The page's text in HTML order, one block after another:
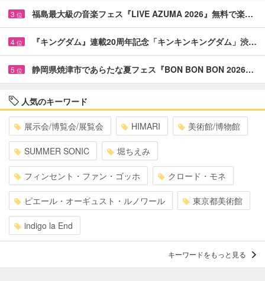
3 位 福島最大級の音楽フェス『LIVE AZUMA 2026』無料で楽…
4 位 『キングダム』連載20周年記念「キンキンキングダム」渋…
5 位 静岡県焼津市であらたな夏フェス『BON BON BON 2026…
人気のキーワード
展示会/博覧会/展覧会 HIMARI 美術館/博物館
SUMMER SONIC 堀ちえみ
フィンセント・ファン・ゴッホ クロード・モネ
ピエール・オーギュスト・ルノワール 東京都美術館
indigo la End
キーワードをもっと見る